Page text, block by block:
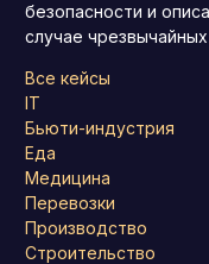
безопасности и
случае
Все кейсы
IT
Бьюти-индустрия
Еда
Медицина
Перевозки
Производство
Строительство